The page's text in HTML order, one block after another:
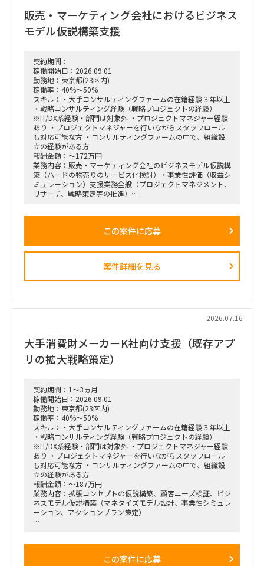
■ 具体的な業務内容
富裕層向けセグメント戦略、KPI設計、新営業モデル設計など
経営・役員クラスに対する定期的なレポーティングおよび直接
のディスカッション（壁打ち）への参画。
「バディAI」「AIロープレ」「ダッシュボード」等の最先端ツ
ールの要件定義から、それを現場の営業員にどう使わせるか
（行動変容設計）までの定着化支援。
支店長やトップ営業経験を持つクライアント（証券会社側）の
コアメンバーとタッグを組み、現場のリアルな知見を取り込み
ながら実効性の高い設計を行います。
販売・マーケティング会社におけるビジネス
モデル仮説構築支援
契約期間：
稼働開始日：2026.09.01
勤務地：東京都(23区内)
稼働率：40%～50%
スキル：・大手コンサルティングファームの在籍経験３年以上
・戦略コンサルティング経験（戦略プロジェクトの経験）
※IT/DX系経験・部門は対象外 ・プロジェクトマネジャー経験
あり ・プロジェクトマネジャーを行いながらスタッフロール
も対応可能な方 ・コンサルティングファームの中で、組織設
立の経験がある方
報酬金額：～172万円
業務内容：販売・マーケティング会社のビジネスモデル仮説構
築（ハードの物売りのサービス化検討）・事業性評価（収益シ
ミュレーション）支援業務全般（プロジェクトマネジメント、
リサーチ、戦略策定等の推進）
正解がない難易度の高いPJ」にプロジェクトをリードする立場
（例）
・市場環境分析、潜在市場規模（TAM、SAM）の推計、および
競合モデル調査を通じた成長戦略立案
ンス（BDD）の実行、および買収後のPMI支援
・財務モデリング（トップライン・コストの構成要素分解）を
・事業再生に向けた不採算事業の見直し、プロダクトポートフ
ォリオマネジメント、組織再編計画策定、および全社コスト削
減実行支援
この案件に応募
案件詳細を見る
2026.07.16
大手消費財メーカーK社向け支援（既存アプ
リの拡大戦略策定）
契約期間：1～3ヵ月
稼働開始日：2026.09.01
勤務地：東京都(23区内)
稼働率：40%～50%
スキル：・大手コンサルティングファームの在籍経験３年以上
・戦略コンサルティング経験（戦略プロジェクトの経験）
※IT/DX系経験・部門は対象外 ・プロジェクトマネジャー経験
あり ・プロジェクトマネジャーを行いながらスタッフロール
も対応可能な方 ・コンサルティングファームの中で、組織設
立の経験がある方
報酬金額：～187万円
業務内容：拡張コンセプトの仮説構築、顧客ニーズ検証、ビジ
ネスモデル仮説構築（マネタイズモデル設計、事業性シミュレ
ーション、アクションプラン策定）
この案件に応募